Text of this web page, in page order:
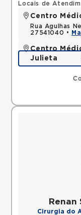
Locais de
Centro
Rua Agulhas
27541040 •
Centro
Julieta
Avenida
Julieta,
Renan
Cirurgia do